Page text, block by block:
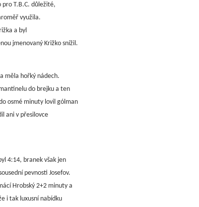
pro T.B.C. důležité,
využila.
a byl
jmenovaný Križko snížil.
měla hořký nádech.
do brejku a ten
osmé minuty lovil gólman
ani v přesilovce
4:14, branek však jen
pevnosti Josefov.
Hrobský 2+2 minuty a
i tak luxusní nabídku